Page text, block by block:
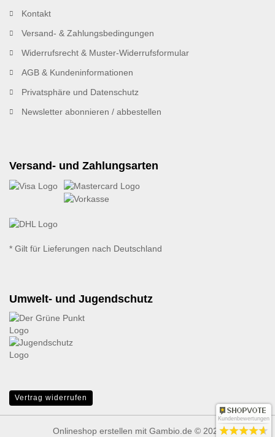
Kontakt
Versand- & Zahlungsbedingungen
Widerrufsrecht & Muster-Widerrufsformular
AGB & Kundeninformationen
Privatsphäre und Datenschutz
Newsletter abonnieren / abbestellen
Versand- und Zahlungsarten
* Gilt für Lieferungen nach Deutschland
Umwelt- und Jugendschutz
Vertrag widerrufen
Onlineshop erstellen mit Gambio.de © 2026
Kundenbewertungen